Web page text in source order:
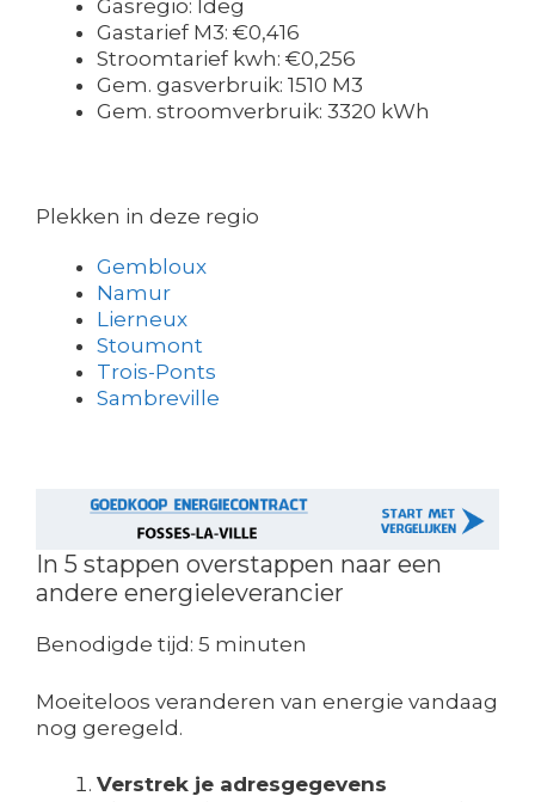
Gasregio: Ideg
Gastarief M3: €0,416
Stroomtarief kwh: €0,256
Gem. gasverbruik: 1510 M3
Gem. stroomverbruik: 3320 kWh
Plekken in deze regio
Gembloux
Namur
Lierneux
Stoumont
Trois-Ponts
Sambreville
In 5 stappen overstappen naar een
andere energieleverancier
Benodigde tijd: 5 minuten
Moeiteloos veranderen van energie vandaag
nog geregeld.
Verstrek je adresgegevens